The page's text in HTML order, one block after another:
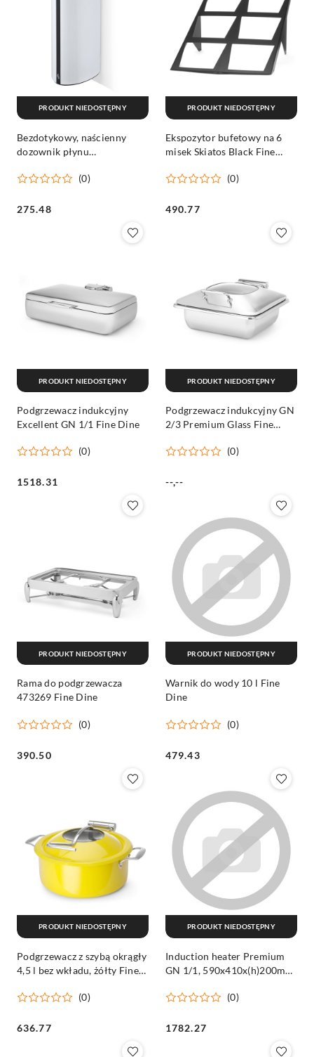
Bezdotykowy, naścienny
dozownik płynu
"ECO" Fine Dine
(0)
Cena:
275.48
PRODUKT NIEDOSTĘPNY
Ekspozytor bufetowy na 6
misek Skiatos Black Fine
(0)
Cena:
490.77
PRODUKT NIEDOSTĘPNY
Podgrzewacz indukcyjny
Excellent GN 1/1 Fine Dine
(0)
Cena:
1518.31
PRODUKT NIEDOSTĘPNY
Podgrzewacz indukcyjny GN
2/3 Premium Glass Fine
(0)
Cena:
--,--
PRODUKT NIEDOSTĘPNY
Rama do podgrzewacza
473269 Fine Dine
(0)
Cena:
390.50
PRODUKT NIEDOSTĘPNY
Warnik do wody 10 l Fine
Dine
(0)
Cena:
479.43
PRODUKT NIEDOSTĘPNY
Podgrzewacz z szybą okrągły
4,5 l bez wkładu, żółty Fine
(0)
Cena:
636.77
PRODUKT NIEDOSTĘPNY
Induction heater Premium
GN 1/1, 590x410x(h)200mm
(0)
Cena:
1782.27
PRODUKT NIEDOSTĘPNY